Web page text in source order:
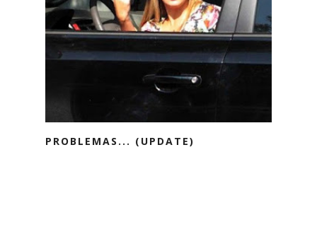
PROBLEMAS... (UPDATE)